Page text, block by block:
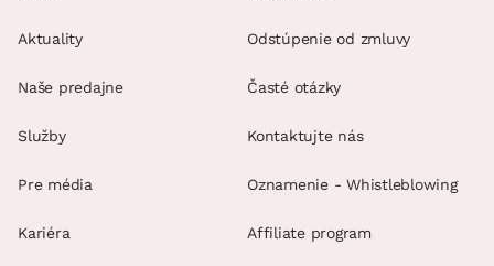
Aktuality
Naše predajne
Služby
Pre média
Kariéra
Odstúpenie od zmluvy
Časté otázky
Kontaktujte nás
Oznamenie - Whistleblowing
Affiliate program